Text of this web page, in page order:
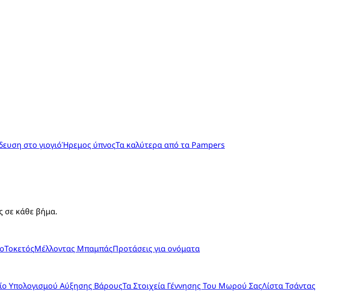
στο γιογιόΉρεμος ύπνοςΤα καλύτερα από τα Pampers
σε κάθε βήμα.
ΤοκετόςΜέλλοντας ΜπαμπάςΠροτάσεις για ονόματα
Υπολογισμού Αύξησης ΒάρουςΤα Στοιχεία Γέννησης Του Μωρού ΣαςΛίστα Τσάντας